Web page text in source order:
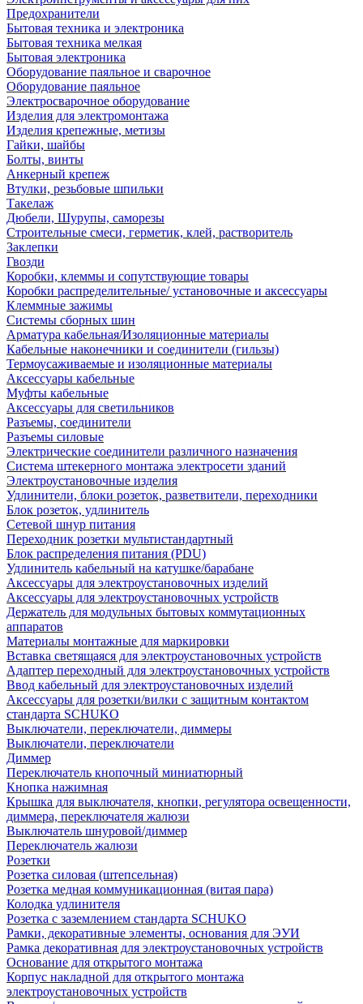
Предохранители
Бытовая техника и электроника
Бытовая техника мелкая
Бытовая электроника
Оборудование паяльное и сварочное
Оборудование паяльное
Электросварочное оборудование
Изделия для электромонтажа
Изделия крепежные, метизы
Гайки, шайбы
Болты, винты
Анкерный крепеж
Втулки, резьбовые шпильки
Такелаж
Дюбели, Шурупы, саморезы
Строительные смеси, герметик, клей, растворитель
Заклепки
Гвозди
Коробки, клеммы и сопутствующие товары
Коробки распределительные/ установочные и аксессуары
Клеммные зажимы
Системы сборных шин
Арматура кабельная/Изоляционные материалы
Кабельные наконечники и соединители (гильзы)
Термоусаживаемые и изоляционные материалы
Аксессуары кабельные
Муфты кабельные
Аксессуары для светильников
Разъемы, соединители
Разъемы силовые
Электрические соединители различного назначения
Система штекерного монтажа электросети зданий
Электроустановочные изделия
Удлинители, блоки розеток, разветвители, переходники
Блок розеток, удлинитель
Сетевой шнур питания
Переходник розетки мультистандартный
Блок распределения питания (PDU)
Удлинитель кабельный на катушке/барабане
Аксессуары для электроустановочных изделий
Аксессуары для электроустановочных устройств
Держатель для модульных бытовых коммутационных
аппаратов
Материалы монтажные для маркировки
Вставка светящаяся для электроустановочных устройств
Адаптер переходный для электроустановочных устройств
Ввод кабельный для электроустановочных изделий
Аксессуары для розетки/вилки с защитным контактом
стандарта SCHUKO
Выключатели, переключатели, диммеры
Выключатели, переключатели
Диммер
Переключатель кнопочный миниатюрный
Кнопка нажимная
Крышка для выключателя, кнопки, регулятора освещенности,
диммера, переключателя жалюзи
Выключатель шнуровой/диммер
Переключатель жалюзи
Розетки
Розетка силовая (штепсельная)
Розетка медная коммуникационная (витая пара)
Колодка удлинителя
Розетка с заземлением стандарта SCHUKO
Рамки, декоративные элементы, основания для ЭУИ
Рамка декоративная для электроустановочных устройств
Основание для открытого монтажа
Корпус накладной для открытого монтажа
электроустановочных устройств